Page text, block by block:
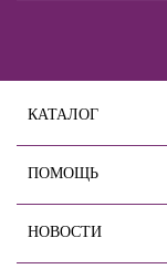
КАТАЛОГ
ПОМОЩЬ
НОВОСТИ